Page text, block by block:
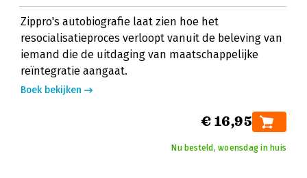
Zippro's autobiografie laat zien hoe het
resocialisatieproces verloopt vanuit de beleving van
iemand die de uitdaging van maatschappelijke
reïntegratie aangaat.
Boek bekijken
€ 16,95
Nu besteld, woensdag in huis